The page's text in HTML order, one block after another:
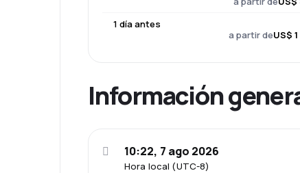
1 día antes
a partir deUS$
Información
Hora local (UTC-8)
10:22, 7 ago 2026